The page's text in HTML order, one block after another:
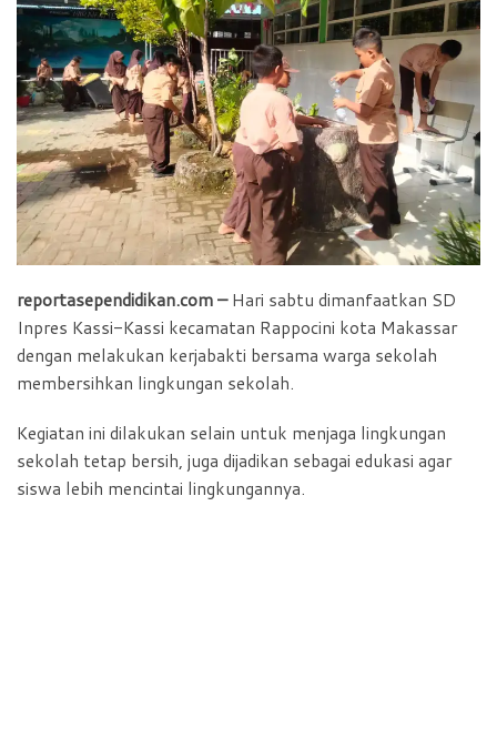
o
o
k
A
p
p
F
r
i
e
n
d
l
y
reportasependidikan.com –Hari sabtu dimanfaatkan SD
Inpres Kassi-Kassi kecamatan Rappocini kota Makassar
dengan melakukan kerjabakti bersama warga sekolah
membersihkan lingkungan sekolah.
Kegiatan ini dilakukan selain untuk menjaga lingkungan
sekolah tetap bersih, juga dijadikan sebagai edukasi agar
siswa lebih mencintai lingkungannya.